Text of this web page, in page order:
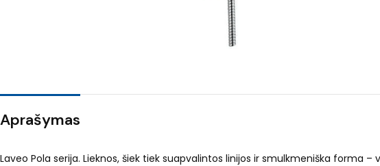
Aprašymas
Laveo Pola serija. Lieknos, šiek tiek suapvalintos linijos ir smulkmeniška